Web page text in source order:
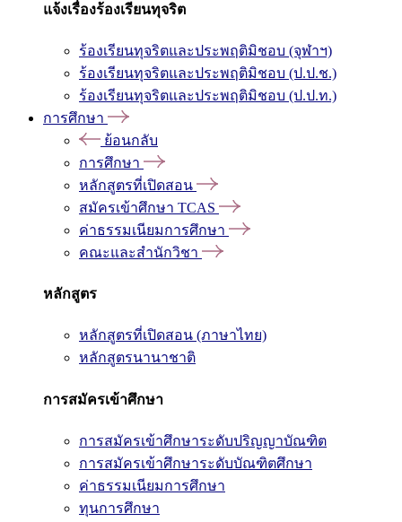
แจ้งเรื่องร้องเรียนทุจริต
ร้องเรียนทุจริตและประพฤติมิชอบ (จุฬาฯ)
ร้องเรียนทุจริตและประพฤติมิชอบ (ป.ป.ช.)
ร้องเรียนทุจริตและประพฤติมิชอบ (ป.ป.ท.)
การศึกษา
ย้อนกลับ
การศึกษา
หลักสูตรที่เปิดสอน
สมัครเข้าศึกษา TCAS
ค่าธรรมเนียมการศึกษา
คณะและสำนักวิชา
หลักสูตร
หลักสูตรที่เปิดสอน (ภาษาไทย)
หลักสูตรนานาชาติ
การสมัครเข้าศึกษา
การสมัครเข้าศึกษาระดับปริญญาบัณฑิต
การสมัครเข้าศึกษาระดับบัณฑิตศึกษา
ค่าธรรมเนียมการศึกษา
ทุนการศึกษา